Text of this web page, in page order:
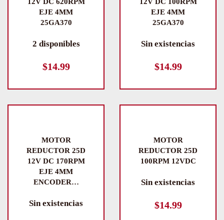
EJE 4MM
25GA370
2 disponibles
$14.99
EJE 4MM
25GA370
Sin existencias
$14.99
MOTOR
REDUCTOR 25D
12V DC 170RPM
EJE 4MM
ENCODER…
Sin existencias
MOTOR
REDUCTOR 25D
100RPM 12VDC
Sin existencias
$14.99